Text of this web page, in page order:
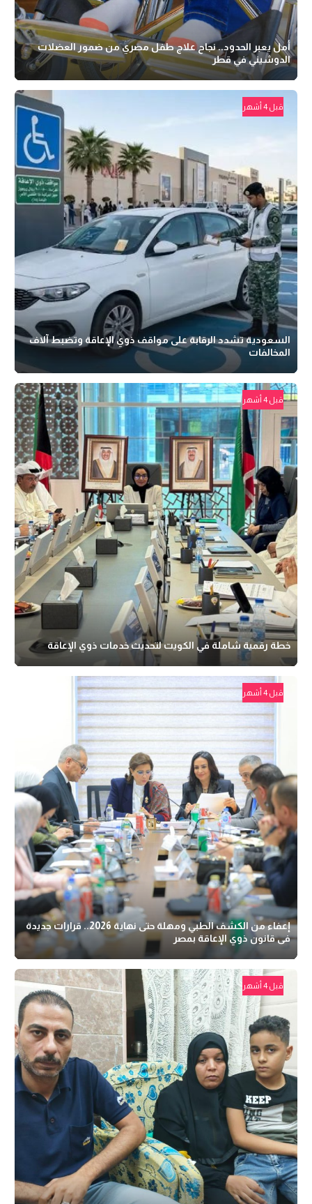
أمل يعبر الحدود.. نجاح علاج طفل مصري من ضمور العضلات
الدوشيني في قطر
قبل 4 أشهر
السعودية تشدد الرقابة على مواقف ذوي الإعاقة وتضبط آلاف
المخالفات
قبل 4 أشهر
خطة رقمية شاملة في الكويت لتحديث خدمات ذوي الإعاقة
قبل 4 أشهر
إعفاء من الكشف الطبي ومهلة حتى نهاية 2026.. قرارات جديدة
فى قانون ذوي الإعاقة بمصر
قبل 4 أشهر